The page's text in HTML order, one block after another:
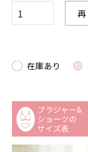
在庫あり
ブラジャー&
ショーツの
サイズ表